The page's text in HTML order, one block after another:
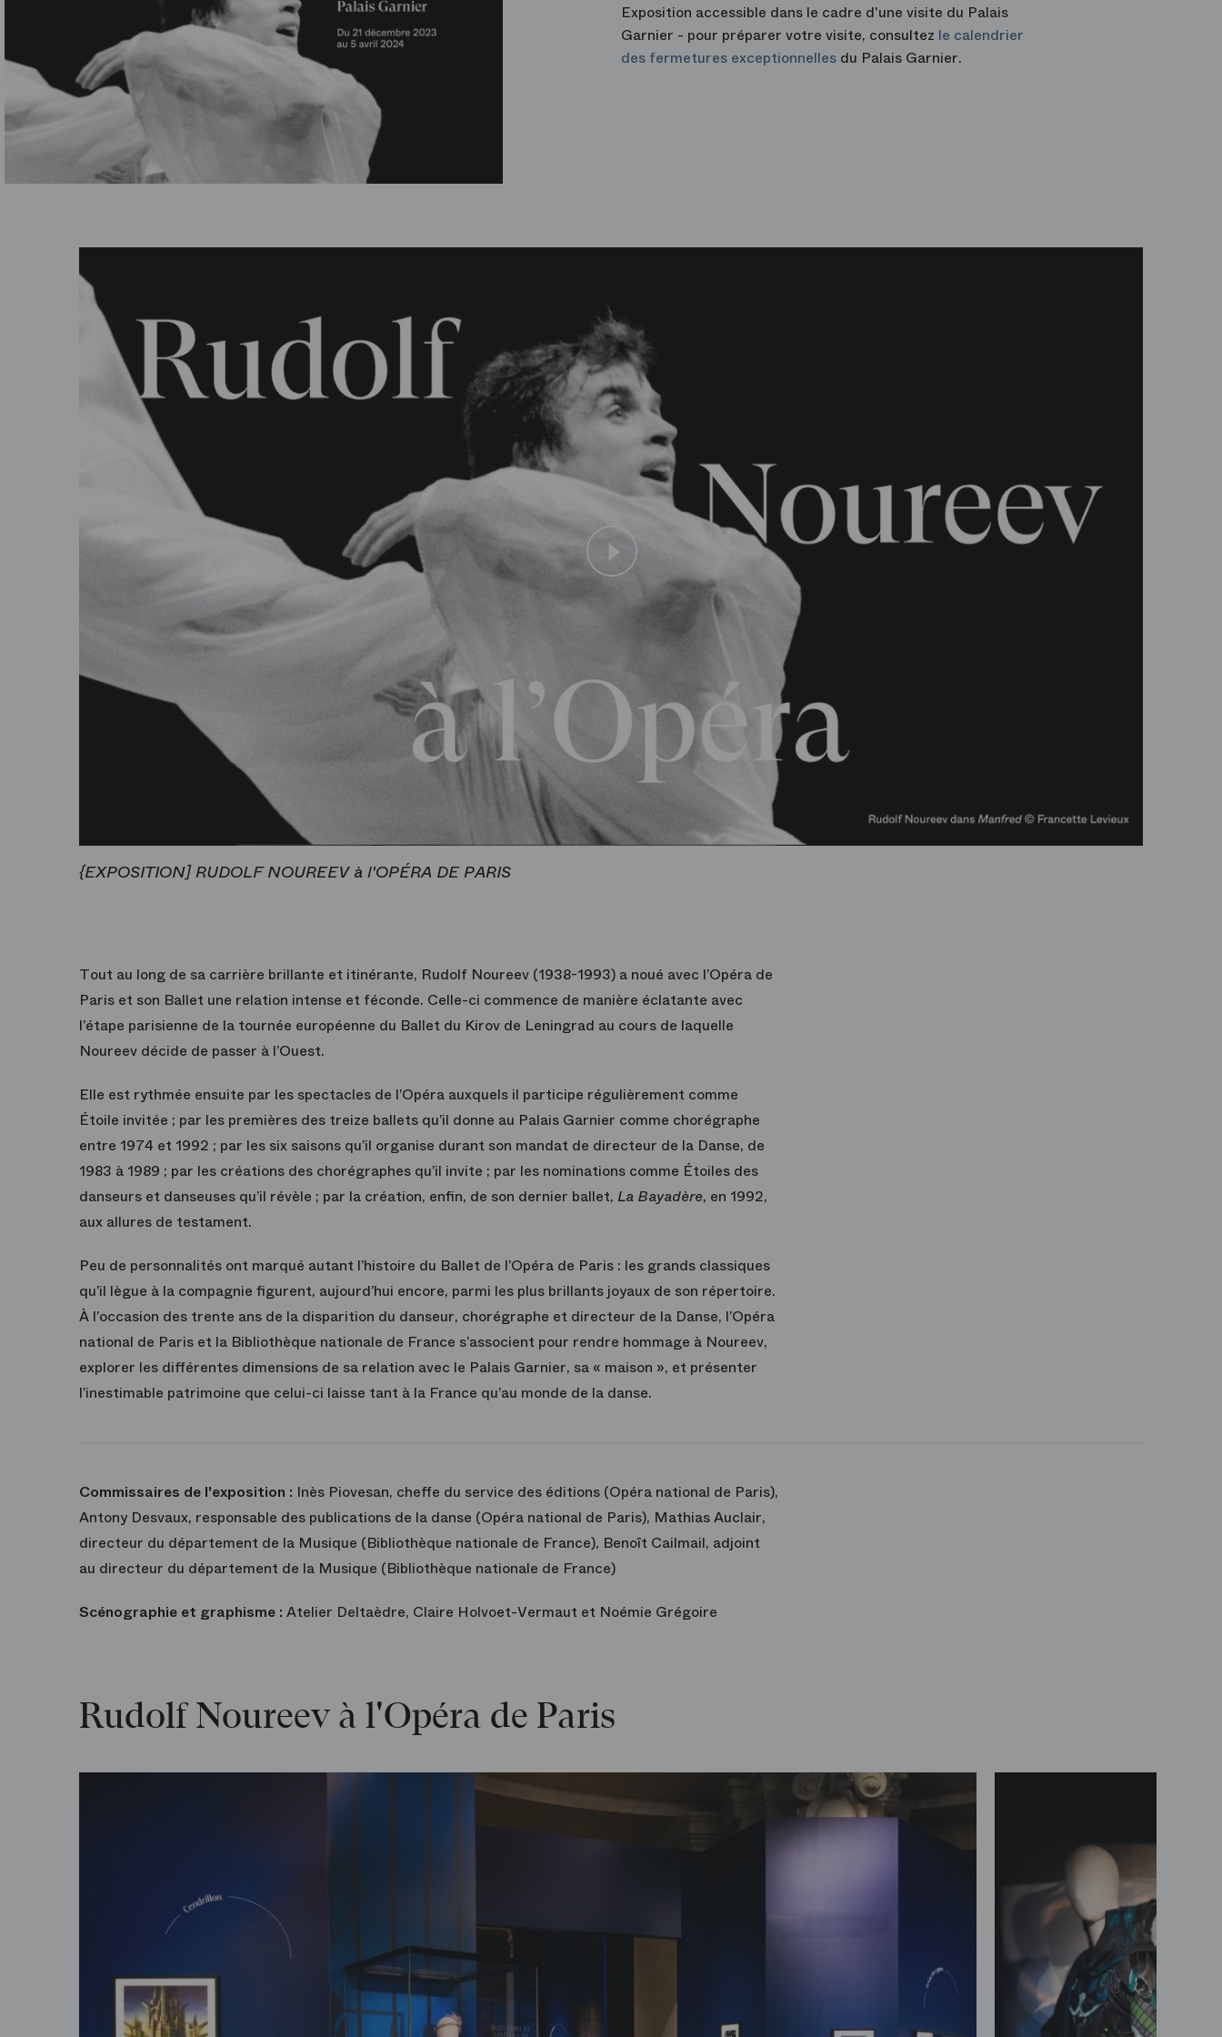
Exposition accessible dans le cadre d'une visite du Palais
Garnier - pour préparer votre visite, consultez le calendrier
des fermetures exceptionnellesdu Palais Garnier.
{EXPOSITION] RUDOLF NOUREEV à l'OPÉRA DE PARIS
Tout au long de sa carrière brillante et itinérante, Rudolf Noureev (1938-1993) a noué avec l’Opéra de
Paris et son Ballet une relation intense et féconde. Celle-ci commence de manière éclatante avec
l’étape parisienne de la tournée européenne du Ballet du Kirov de Leningrad au cours de laquelle
Noureev décide de passer à l’Ouest.
Elle est rythmée ensuite par les spectacles de l’Opéra auxquels il participe régulièrement comme
Étoile invitée ; par les premières des treize ballets qu’il donne au Palais Garnier comme chorégraphe
entre 1974 et 1992 ; par les six saisons qu’il organise durant son mandat de directeur de la Danse, de
1983 à 1989 ; par les créations des chorégraphes qu’il invite ; par les nominations comme Étoiles des
danseurs et danseuses qu’il révèle ; par la création, enfin, de son dernier ballet, La Bayadère, en 1992,
aux allures de testament.
Peu de personnalités ont marqué autant l’histoire du Ballet de l’Opéra de Paris : les grands classiques
qu’il lègue à la compagnie figurent, aujourd’hui encore, parmi les plus brillants joyaux de son répertoire.
À l’occasion des trente ans de la disparition du danseur, chorégraphe et directeur de la Danse, l’Opéra
national de Paris et la Bibliothèque nationale de France s’associent pour rendre hommage à Noureev,
explorer les différentes dimensions de sa relation avec le Palais Garnier, sa « maison », et présenter
l’inestimable patrimoine que celui-ci laisse tant à la France qu’au monde de la danse.
Commissaires de l'exposition : Inès Piovesan, cheffe du service des éditions (Opéra national de Paris),
Antony Desvaux, responsable des publications de la danse (Opéra national de Paris), Mathias Auclair,
directeur du département de la Musique (Bibliothèque nationale de France), Benoît Cailmail, adjoint
au directeur du département de la Musique (Bibliothèque nationale de France)
Scénographie et graphisme : Atelier Deltaèdre, Claire Holvoet-Vermaut et Noémie Grégoire
Rudolf Noureev à l'Opéra de Paris